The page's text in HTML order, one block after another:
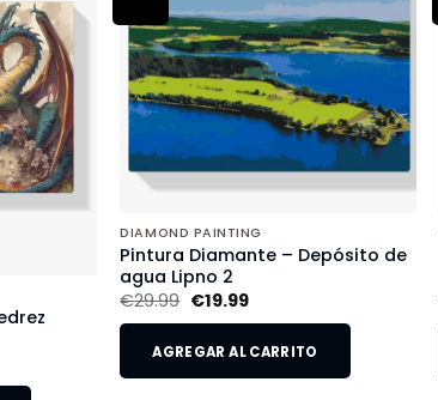
DIAMOND PAINTING
Pintura Diamante – Depósito de
agua Lipno 2
€29.99 €19.99
AGREGAR AL CARRITO